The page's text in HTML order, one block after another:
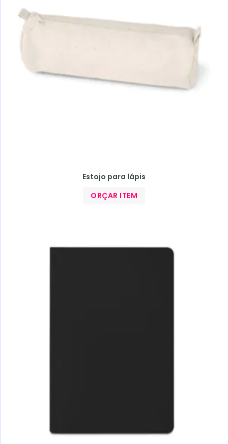
Estojo para lápis
ORÇAR ITEM